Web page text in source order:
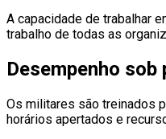
A capacidade de trabalhar
trabalho de todas as
Desempenho sob
Os militares são treinados
horários apertados e